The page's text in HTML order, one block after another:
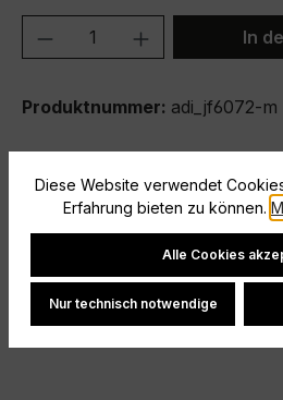
Produkt Anzahl: Gib
In
Produktnummer: adi_jf6072-m
Beschreibung
Größe: M
Hersteller
Bewertungen
Diese Website verwendet
Erfahrung bieten zu können.
Cookie- Alle Cookies
Nur technisch notwendige